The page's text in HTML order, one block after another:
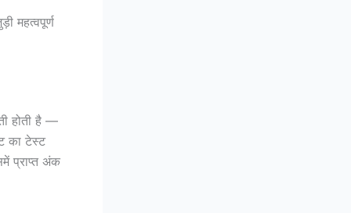
महत्वपूर्ण
होती है —
का टेस्ट
प्राप्त अंक